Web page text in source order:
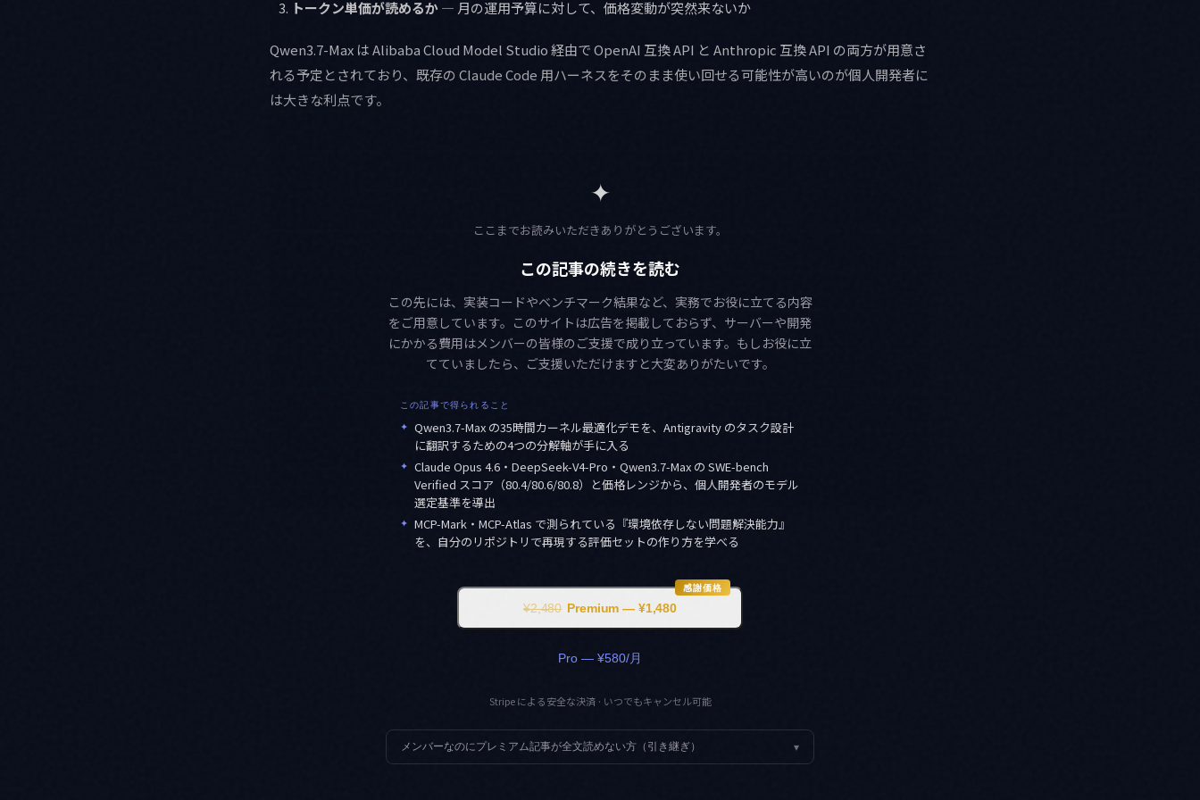
トークン単価が読めるか— 月の運用予算に対して、価格変動が突然来ないか
Qwen3.7-Max は Alibaba Cloud Model Studio 経由で OpenAI 互換 API と Anthropic 互換 API の両方が用意さ
れる予定とされており、既存の Claude Code 用ハーネスをそのまま使い回せる可能性が高いのが個人開発者に
は大きな利点です。
✦
ここまでお読みいただきありがとうございます。
この記事の続きを読む
この先には、実装コードやベンチマーク結果など、実務でお役に立てる内容
をご用意しています。このサイトは広告を掲載しておらず、サーバーや開発
にかかる費用はメンバーの皆様のご支援で成り立っています。もしお役に立
てていましたら、ご支援いただけますと大変ありがたいです。
この記事で得られること
✦ Qwen3.7-Max の35時間カーネル最適化デモを、Antigravity のタスク設計
に翻訳するための4つの分解軸が手に入る
✦ Claude Opus 4.6・DeepSeek-V4-Pro・Qwen3.7-Max の SWE-bench
Verified スコア（80.4/80.6/80.8）と価格レンジから、個人開発者のモデル
選定基準を導出
✦ MCP-Mark・MCP-Atlas で測られている『環境依存しない問題解決能力』
を、自分のリポジトリで再現する評価セットの作り方を学べる
感謝価格
¥2,480 Premium — ¥1,480
Pro — ¥580/月
Stripe による安全な決済 · いつでもキャンセル可能
メンバーなのにプレミアム記事が全文読めない方（引き継ぎ） ▾